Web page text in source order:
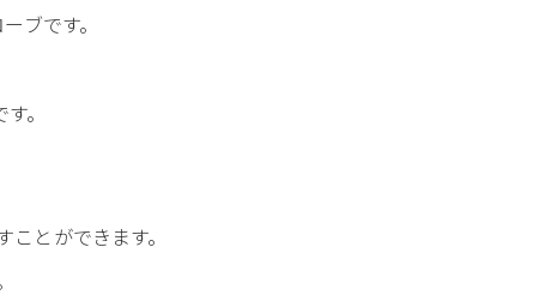
ブです。
。
とができます。